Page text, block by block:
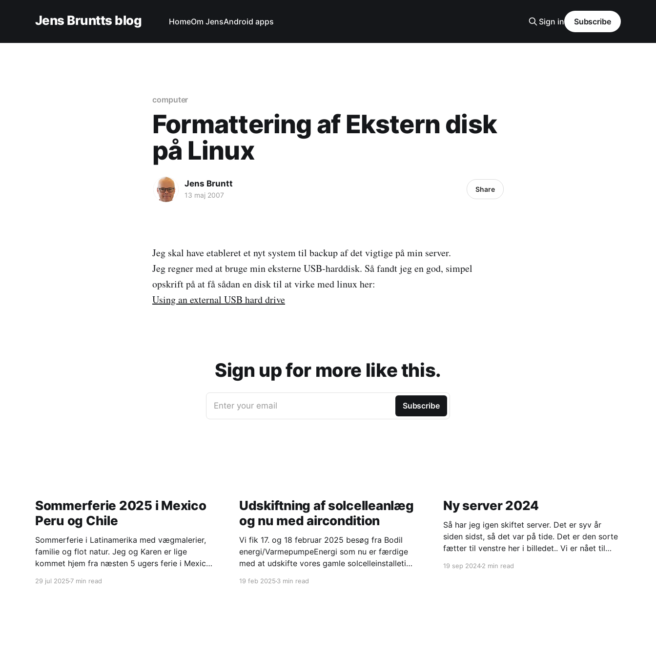
Jens Bruntts blog HomeOm JensAndroid apps Sign in Subscribe
computer
Formattering af Ekstern disk
på Linux
Jens Bruntt
13 maj 2007
Share
Jeg skal have etableret et nyt system til backup af det vigtige på min server.
Jeg regner med at bruge min eksterne USB-harddisk. Så fandt jeg en god, simpel
opskrift på at få sådan en disk til at virke med linux her:
Using an external USB hard drive
Sign up for more like this.
Enter your email Subscribe
Sommerferie 2025 i Mexico
Peru og Chile
Sommerferie i Latinamerika med vægmalerier,
familie og flot natur. Jeg og Karen er lige
kommet hjem fra næsten 5 ugers ferie i Mexico,
Frederikke og Mads Frederikke har været i
29 jul 2025 7 min read
Udskiftning af solcelleanlæg
og nu med aircondition
Vi fik 17. og 18 februar 2025 besøg fra Bodil
energi/VarmepumpeEnergi som nu er færdige
med at udskifte vores gamle solcelleinstalletion
19 feb 20253 min read
Ny server 2024
Så har jeg igen skiftet server. Det er syv år
siden sidst, så det var på tide. Det er den sorte
fætter til venstre her i billedet.. Vi er nået til
19 sep 20242 min read